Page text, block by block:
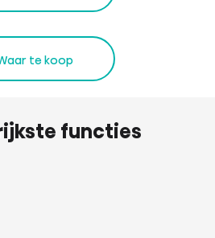
te koop
functies